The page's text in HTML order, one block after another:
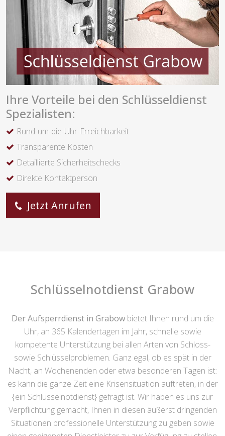
Ihre Vorteile bei den Schlüsseldienst
Spezialisten:
Rund-um-die-Uhr-Erreichbarkeit
Transparente Kosten
Detaillierte Sicherheitschecks
Direkte Kontaktperson
Jetzt Anrufen
Schlüsselnotdienst Grabow
Der Aufsperrdienst in Grabowbietet Ihnen rund um die
Uhr, an 365 Kalendertagen im Jahr, schnelle sowie
kompetente Unterstützung bei allen Arten von Schloss-
sowie Schlüsselproblemen. Ganz egal, ob es spät in der
Nacht, an Wochenenden oder etwa besonderen Tagen ist:
es kann die ganze Zeit eine Krisensituation auftreten, in der
{ein Schlüsselnotdienst} gefragt ist. Wir haben es uns zur
Verpflichtung gemacht, Ihnen in diesen äußerst dringenden
Situationen professionelle Unterstützung zu geben sowie